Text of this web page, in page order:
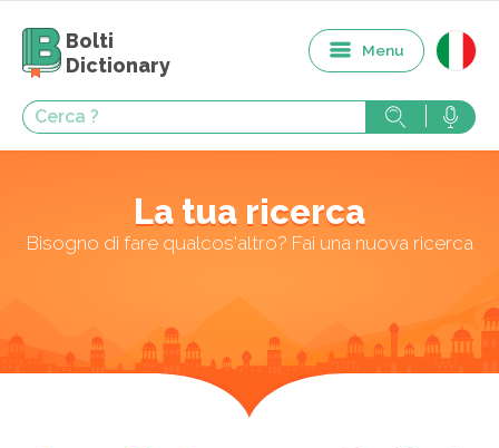
Bolti
Dictionary
Menu
La tua ricerca
Bisogno di fare qualcos'altro? Fai una nuova ricerca